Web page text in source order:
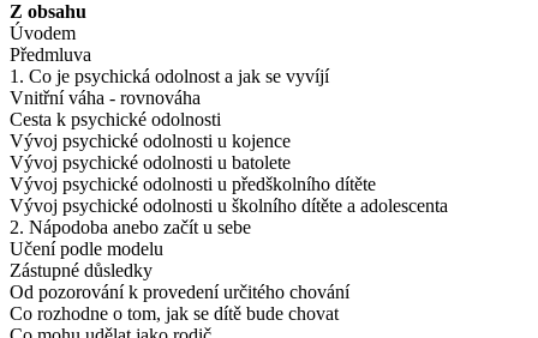
Z obsahu
Úvodem
Předmluva
1. Co je psychická odolnost a jak se vyvíjí
Vnitřní váha - rovnováha
Cesta k psychické odolnosti
Vývoj psychické odolnosti u kojence
Vývoj psychické odolnosti u batolete
Vývoj psychické odolnosti u předškolního dítěte
Vývoj psychické odolnosti u školního dítěte a adolescenta
2. Nápodoba anebo začít u sebe
Učení podle modelu
Zástupné důsledky
Od pozorování k provedení určitého chování
Co rozhodne o tom, jak se dítě bude chovat